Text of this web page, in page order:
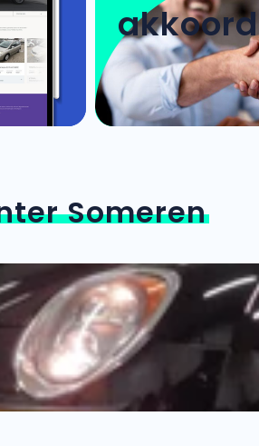
akkoord
Someren